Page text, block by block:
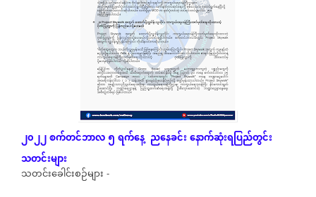
၂၀၂၂စက်တင်ဘာလ၅ရက်နေ့ ညနေခင်းနောက်ဆုံးရပြည်တွင်း
သတင်းများ
သတင်းခေါင်းစဉ်များ -